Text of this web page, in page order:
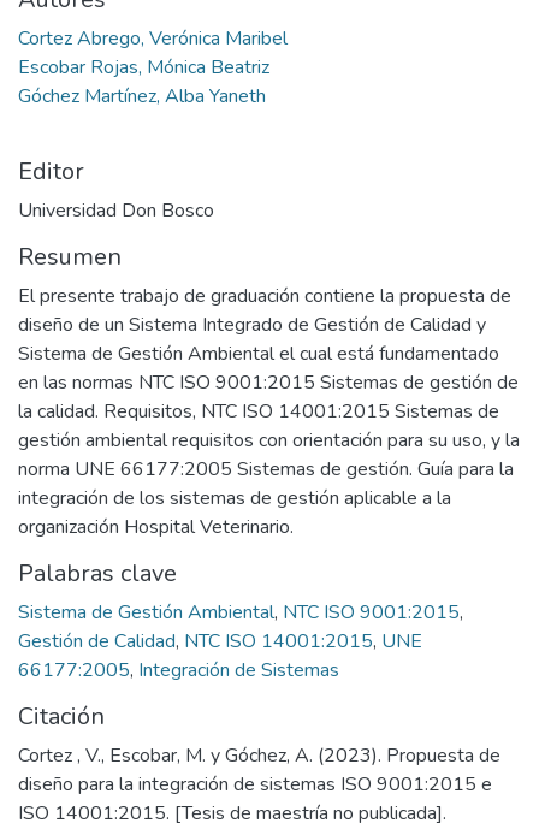
Cortez Abrego, Verónica Maribel
Escobar Rojas, Mónica Beatriz
Góchez Martínez, Alba Yaneth
Editor
Universidad Don Bosco
Resumen
El presente trabajo de graduación contiene la propuesta de
diseño de un Sistema Integrado de Gestión de Calidad y
Sistema de Gestión Ambiental el cual está fundamentado
en las normas NTC ISO 9001:2015 Sistemas de gestión de
la calidad. Requisitos, NTC ISO 14001:2015 Sistemas de
gestión ambiental requisitos con orientación para su uso, y la
norma UNE 66177:2005 Sistemas de gestión. Guía para la
integración de los sistemas de gestión aplicable a la
organización Hospital Veterinario.
Palabras clave
Sistema de Gestión Ambiental, NTC ISO 9001:2015,
Gestión de Calidad, NTC ISO 14001:2015, UNE
66177:2005, Integración de Sistemas
Citación
Cortez , V., Escobar, M. y Góchez, A. (2023). Propuesta de
diseño para la integración de sistemas ISO 9001:2015 e
ISO 14001:2015. [Tesis de maestría no publicada].